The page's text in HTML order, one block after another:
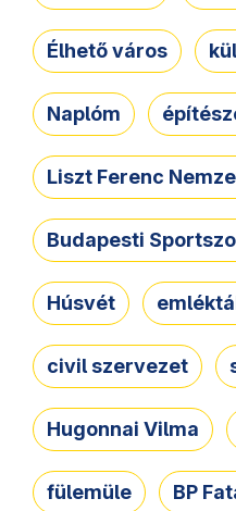
Élhető város
Naplóm
Liszt Ferenc
Budapesti
Húsvét
civil szervezet
Hugonnai Vilma
fülemüle BP